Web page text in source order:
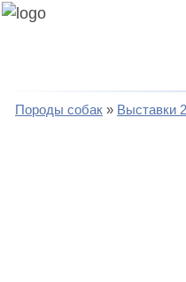
Породы собак Выставки